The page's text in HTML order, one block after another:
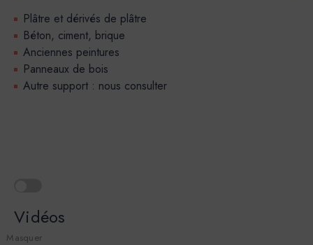
Plâtre et dérivés de plâtre
Béton, ciment, brique
Anciennes peintures
Panneaux de bois
Autre support : nous consulter
Vidéos
Masquer